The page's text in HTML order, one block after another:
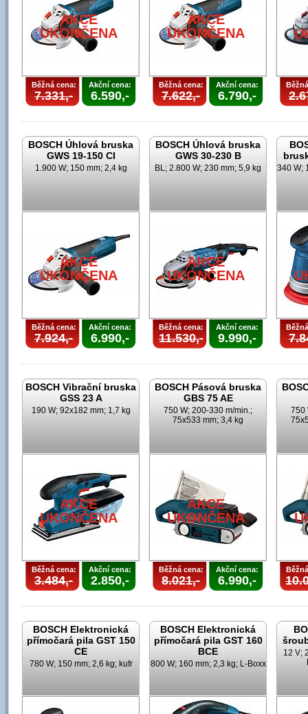
AKCE
UKONČENA
Běžná cena:
7.331,-
Akční cena:
6.590,-
AKCE
UKONČENA
Běžná cena:
7.622,-
Akční cena:
6.790,-
BOSCH Úhlová bruska
GWS 19-150 CI
1.900 W; 150 mm; 2,4 kg
AKCE
UKONČENA
Běžná cena:
7.924,-
Akční cena:
6.990,-
BOSCH Úhlová bruska
GWS 30-230 B
BL; 2.800 W; 230 mm; 5,9 kg
AKCE
UKONČENA
Běžná cena:
11.530,-
Akční cena:
9.990,-
340 W;
BOSCH Vibrační bruska
GSS 23 A
190 W; 92x182 mm; 1,7 kg
AKCE
UKONČENA
Běžná cena:
3.484,-
Akční cena:
2.850,-
BOSCH Pásová bruska
GBS 75 AE
750 W; 200-330 m/min.;
75x533 mm; 3,4 kg
AKCE
UKONČENA
Běžná cena:
8.021,-
Akční cena:
6.990,-
750
BOSCH Elektronická
přímočará pila GST 150
CE
780 W; 150 mm; 2,6 kg; kufr
BOSCH Elektronická
přímočará pila GST 160
BCE
800 W; 160 mm; 2,3 kg; L-Boxx
12 V;